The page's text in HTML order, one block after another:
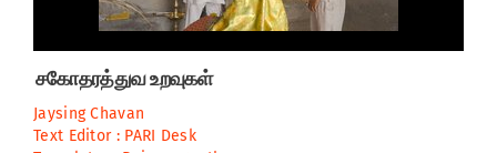
சகோதரத்துவ உறவுகள்
Jaysing Chavan
Text Editor : PARI Desk